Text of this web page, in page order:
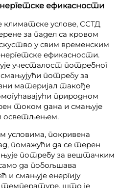
ефикасности
услове, ССТД
за падел са кровом
у свим временским
ефикасности.
учесталост потребног
потребу за
материјал такође
природном
током дана и смањује
осветљењем.
условима, покривена
помажући да се терен
потребу за вештачким
да побољшава
и смањује енергију
што је